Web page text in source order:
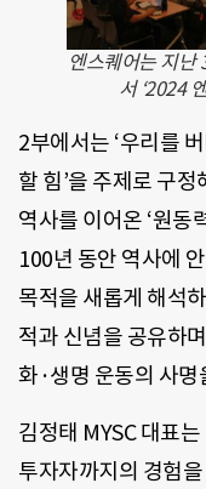
엔스퀘어는 지난
서 ‘2024
2부에서는 ‘우리를
할 힘’을 주제로 구
역사를 이어온 ‘원동
100년 동안 역사에
목적을 새롭게 해석
적과 신념을 공유하
화·생명 운동의 사명
김정태 MYSC 대표
투자자까지의 경험